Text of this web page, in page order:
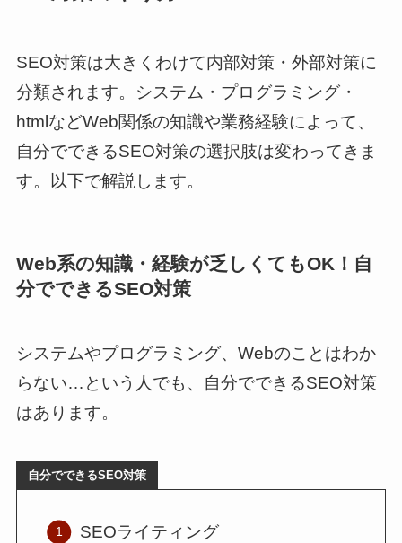
SEO対策は大きくわけて内部対策・外部対策に
分類されます。システム・プログラミング・
htmlなどWeb関係の知識や業務経験によって、
自分でできるSEO対策の選択肢は変わってきま
す。以下で解説します。
Web系の知識・経験が乏しくてもOK！自
分でできるSEO対策
システムやプログラミング、Webのことはわか
らない…という人でも、自分でできるSEO対策
はあります。
自分でできるSEO対策
SEOライティング